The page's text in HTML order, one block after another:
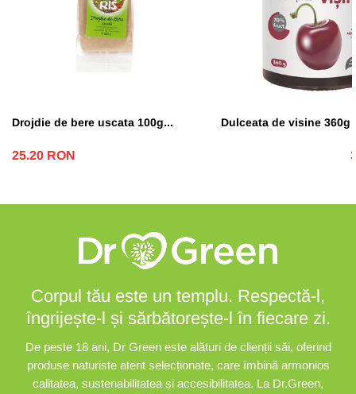
Drojdie de bere uscata 100g...
25.20 RON
Dulceata de visine 360g
Corpul tău este un templu. Respectă-l,
îngrijește-l și sărbătorește-l în fiecare zi.
De peste 18 ani, Dr Green este alături de clienții săi, oferind
produse naturiste atent selecționate, care îmbină armonios
calitatea, sustenabilitatea și accesibilitatea. La Dr.Green,